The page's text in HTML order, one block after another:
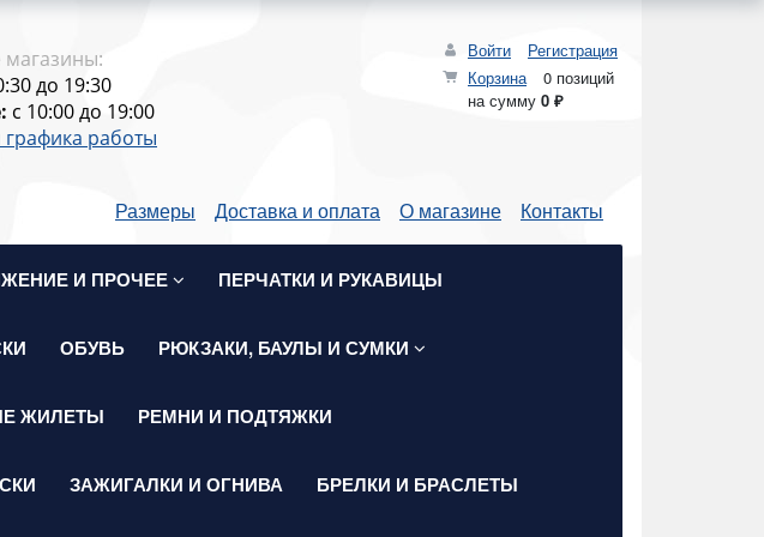
Войти
Регистрация
Корзина
0 позиций
на сумму 0 ₽
до 19:30
c 10:00 до 19:00
работы
Размеры Доставка и оплата О магазине Контакты
И ПРОЧЕЕ ПЕРЧАТКИ И РУКАВИЦЫ
ОБУВЬ РЮКЗАКИ, БАУЛЫ И СУМКИ
ЖИЛЕТЫ РЕМНИ И ПОДТЯЖКИ
ЗАЖИГАЛКИ И ОГНИВА БРЕЛКИ И БРАСЛЕТЫ